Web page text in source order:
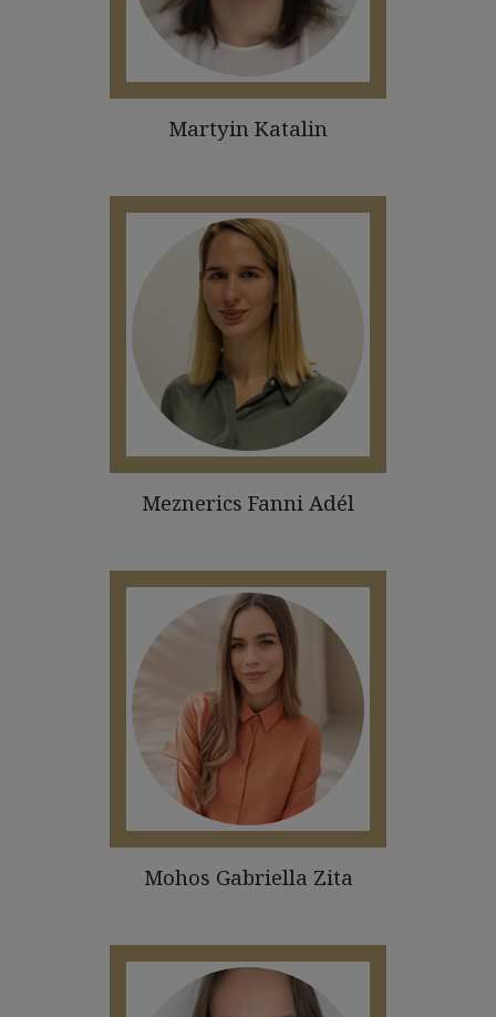
Martyin Katalin
Meznerics Fanni Adél
Mohos Gabriella Zita